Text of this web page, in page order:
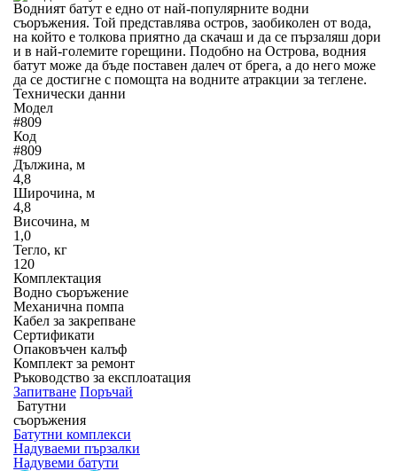
Водният батут е едно от най-популярните водни
съоръжения. Той представлява остров, заобиколен от вода,
на който е толкова приятно да скачаш и да се пързаляш дори
и в най-големите горещини. Подобно на Острова, водния
батут може да бъде поставен далеч от брега, а до него може
да се достигне с помощта на водните атракции за теглене.
Технически данни
Модел
#809
Код
#809
Дължина, м
4,8
Широчина, м
4,8
Височина, м
1,0
Тегло, кг
120
Комплектация
Водно съоръжение
Механична помпа
Кабел за закрепване
Сертификати
Опаковъчен калъф
Комплект за ремонт
Ръководство за експлоатация
Запитване Поръчай
Батутни
съоръжения
Батутни комплекси
Надуваеми пързалки
Надувеми батути